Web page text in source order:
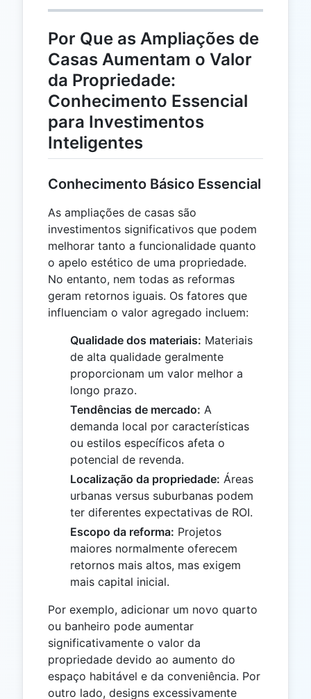
Por Que as Ampliações de
Casas Aumentam o Valor
da Propriedade:
Conhecimento Essencial
para Investimentos
Inteligentes
Conhecimento Básico Essencial
As ampliações de casas são
investimentos significativos que podem
melhorar tanto a funcionalidade quanto
o apelo estético de uma propriedade.
No entanto, nem todas as reformas
geram retornos iguais. Os fatores que
influenciam o valor agregado incluem:
Qualidade dos materiais: Materiais
de alta qualidade geralmente
proporcionam um valor melhor a
longo prazo.
Tendências de mercado: A
demanda local por características
ou estilos específicos afeta o
potencial de revenda.
Localização da propriedade: Áreas
urbanas versus suburbanas podem
ter diferentes expectativas de ROI.
Escopo da reforma: Projetos
maiores normalmente oferecem
retornos mais altos, mas exigem
mais capital inicial.
Por exemplo, adicionar um novo quarto
ou banheiro pode aumentar
significativamente o valor da
propriedade devido ao aumento do
espaço habitável e da conveniência. Por
outro lado, designs excessivamente